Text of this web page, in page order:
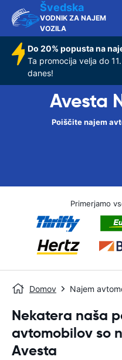
Švedska
VODNIK ZA NAJEM
VOZILA
Do 20% popusta na
Ta promocija velja do
danes!
Avesta
Poiščite najem
Primerjamo
Domov Najem
Nekatera naša
avtomobilov so
Avesta